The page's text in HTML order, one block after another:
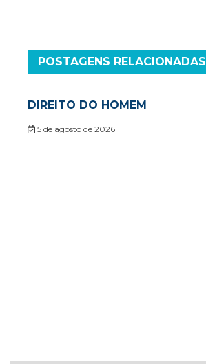
POSTAGENS RELACIONADAS
DIREITO DO HOMEM
5 de agosto de 2026